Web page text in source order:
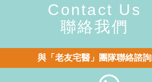
Contact Us
聯絡我們
與「老友宅醫」團隊聯絡諮詢